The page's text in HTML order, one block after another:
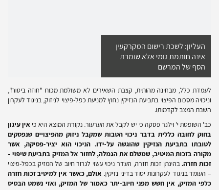
העליון: לשכת רישום המקרקעין
אינה חותמת גומי אלא שומרת
הסף של המרשם
לעמדת כלל, מבחינה מהותית, קצבת השאירים לא משולמת מכוח "חוזה ביטוח",
וניכויה מסכום הפיצוי בתביעת הנזיקין נחוץ למניעת כפל-פיצוי לניזוק, בניגוד לעקרון
השבת המצב לקדמותו.
כב' השופטת י' וילנר פסקה כי יש לקבל את הערעור. נקודת המוצא היא כי אין עיגון
בחוק לחובה כללית בדבר ניכוי הטבות שמקבל ניזוק מהפיצויים שנפסקים
לטובתו בתביעת הנזיקין שהוגשה על-ידו. הניכוי הוא יציר-פסיקה, אשר
מקורה בזכות המיטיב, שמשלם את הגמלה, לחזור אל המזיק בתביעת שיפוי -
זכות חזרה. בהינתן זכות חזרה, העדר ניכוי עשוי לגרור חיוב של המזיק בכפל-פיצוי
– העומד בניגוד לעקרונות יסוד בדיני נזיקין. אולם, כאשר אין למיטיב זכות חזרה
כלפי המזיק, אין חשש מפני חיוב-יתר כאמור של המזיק, ואזי נשמט הבסיס